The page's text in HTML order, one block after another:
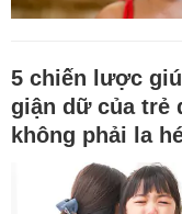
5 chiến lược
giận dữ của trẻ
không phải la